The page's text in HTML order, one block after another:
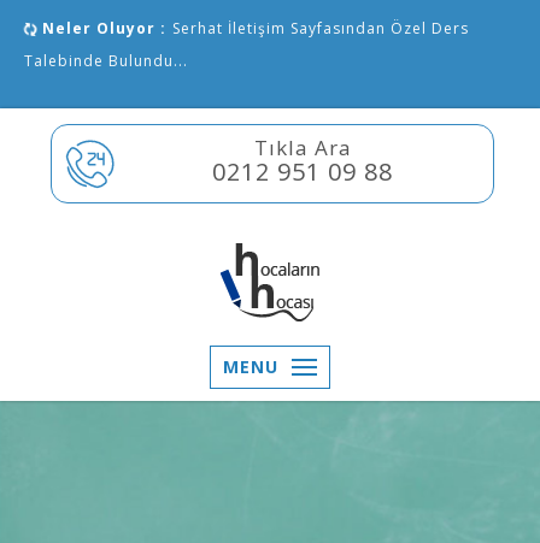
Neler Oluyor : Serhat İletişim Sayfasından Özel Ders
Talebinde Bulundu...
Tıkla Ara
0212 951 09 88
MENU